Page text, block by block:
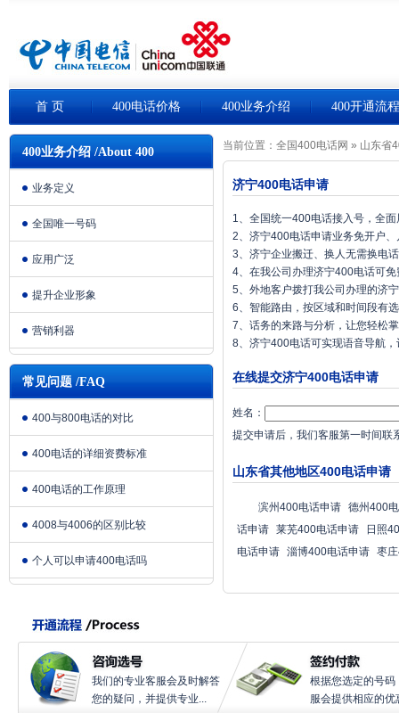
首 页 400电话价格 400业务介绍 400开通流程
400业务介绍 /About 400
业务定义
全国唯一号码
应用广泛
提升企业形象
营销利器
常见问题 /FAQ
400与800电话的对比
400电话的详细资费标准
400电话的工作原理
4008与4006的区别比较
个人可以申请400电话吗
当前位置： 全国400电话网 » 山东省
济宁400电话申请
1、全国统一400电话接入号，全
2、济宁400电话申请业务免开户
3、济宁企业搬迁、换人无需换电
4、在我公司办理济宁400电话可
5、外地客户拨打我公司办理的济
6、智能路由，按区域和时间段有
7、话务的来路与分析，让您轻松
8、济宁400电话可实现语音导航
在线提交济宁400电话申请
姓名：
提交申请后，我们客服第一时间联
山东省其他地区400电话申请
滨州400电话申请 德州400
话申请 莱芜400电话申请
日照
电话申请 淄博400电话申请 枣
我们的专业客服会及时解答
您的疑问，并提供专业...
根据您选定的号码
服会提供相应的优